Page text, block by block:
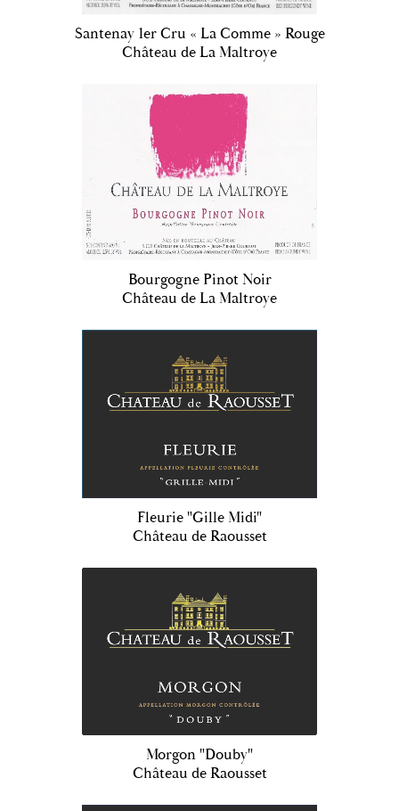
Santenay 1er Cru « La Comme » Rouge
Château de La Maltroye
Bourgogne Pinot Noir
Château de La Maltroye
Fleurie "Gille Midi"
Château de Raousset
Morgon "Douby"
Château de Raousset